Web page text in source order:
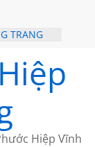
TRANG
ĐOÀN
Hiệp Vĩnh